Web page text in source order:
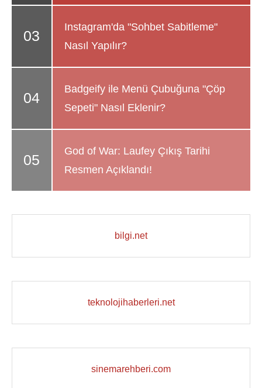
Instagram'da "Sohbet Sabitleme"
Nasıl Yapılır?
Badgeify ile Menü Çubuğuna "Çöp
Sepeti" Nasıl Eklenir?
God of War: Laufey Çıkış Tarihi
Resmen Açıklandı!
bilgi.net
teknolojihaberleri.net
sinemarehberi.com